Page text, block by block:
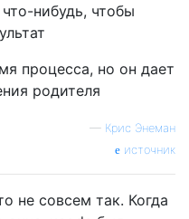
нибудь, чтобы
процесса, но он дает
родителя
— Крис Энеман
источник
не совсем так. Когда